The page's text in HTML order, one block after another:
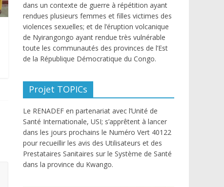
dans un contexte de guerre à répétition ayant
rendues plusieurs femmes et filles victimes des
violences sexuelles; et de l’éruption volcanique
de Nyirangongo ayant rendue très vulnérable
toute les communautés des provinces de l’Est
de la République Démocratique du Congo.
Projet TOPICs
Le RENADEF en partenariat avec l’Unité de
Santé Internationale, USI; s’apprêtent à lancer
dans les jours prochains le Numéro Vert 40122
pour recueillir les avis des Utilisateurs et des
Prestataires Sanitaires sur le Système de Santé
dans la province du Kwango.